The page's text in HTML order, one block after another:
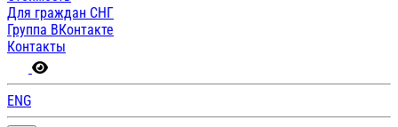
Для граждан СНГ
Группа ВКонтакте
Контакты
ENG